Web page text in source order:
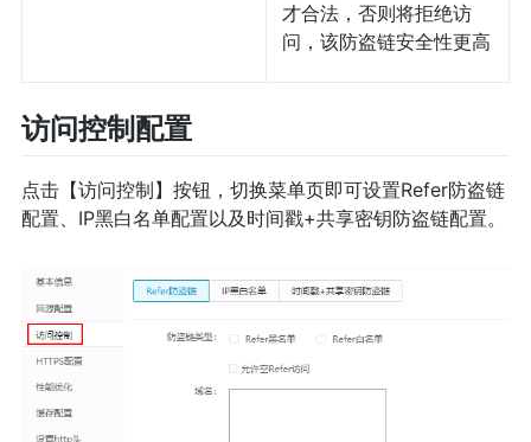
才合法，否则将拒绝访
问，该防盗链安全性更高
访问控制配置
点击【访问控制】按钮，切换菜单页即可设置Refer防盗链
配置、IP黑白名单配置以及时间戳+共享密钥防盗链配置。